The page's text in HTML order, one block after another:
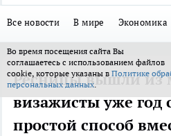
Все новости В мире Экономика
Во время посещения сайта Вы
соглашаетесь с использованием файлов
cookie, которые указаны в Политике
персональных данных.
Ресницы вышли
визажисты уже год
простой способ